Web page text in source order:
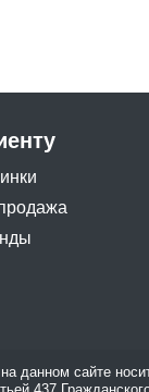
сайте